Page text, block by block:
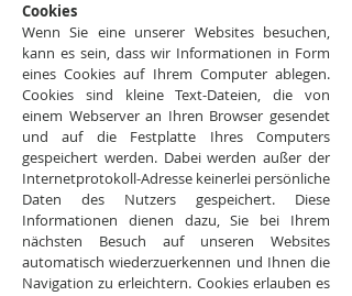
Cookies
Wenn Sie eine unserer Websites besuchen,
kann es sein, dass wir Informationen in Form
eines Cookies auf Ihrem Computer ablegen.
Cookies sind kleine Text-Dateien, die von
einem Webserver an Ihren Browser gesendet
und auf die Festplatte Ihres Computers
gespeichert werden. Dabei werden außer der
Internetprotokoll-Adresse keinerlei persönliche
Daten des Nutzers gespeichert. Diese
Informationen dienen dazu, Sie bei Ihrem
nächsten Besuch auf unseren Websites
automatisch wiederzuerkennen und Ihnen die
Navigation zu erleichtern. Cookies erlauben es